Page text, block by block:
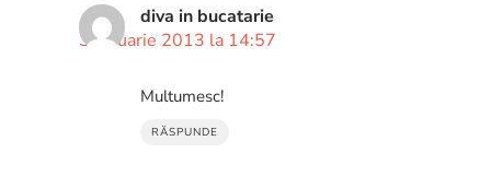
diva in bucatarie
3 ianuarie 2013 la 14:57
Multumesc!
RĂSPUNDE